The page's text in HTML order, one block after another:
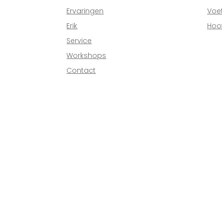
Ervaringen
Erik
Service
Workshops
Contact